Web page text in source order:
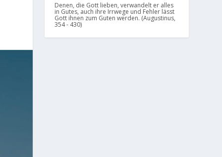
Denen, die Gott lieben, verwandelt er alles
in Gutes, auch ihre Irrwege und Fehler lässt
Gott ihnen zum Guten werden. (Augustinus,
354 - 430)